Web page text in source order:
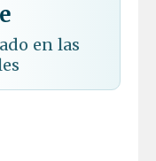
en las